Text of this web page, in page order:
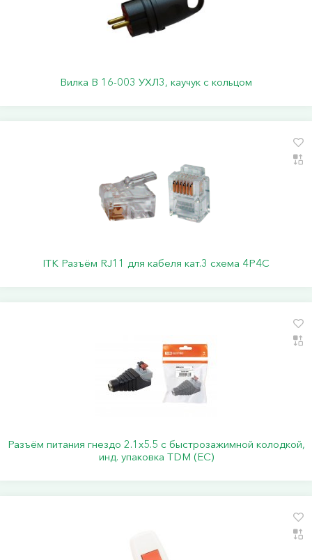
Вилка В 16-003 УХЛ3, каучук с кольцом
ITK Разъём RJ11 для кабеля кат.3 схема 4P4C
Разъём питания гнездо 2.1х5.5 с быстрозажимной колодкой,
инд. упаковка TDM (ЕС)